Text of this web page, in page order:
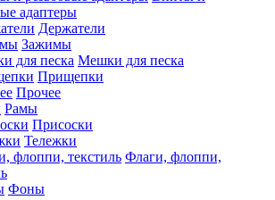
адаптеры
Держатели
Зажимы
Мешки для песка
Прищепки
Прочее
Рамы
Присоски
Тележки
Флаги, флоппи,
Фоны